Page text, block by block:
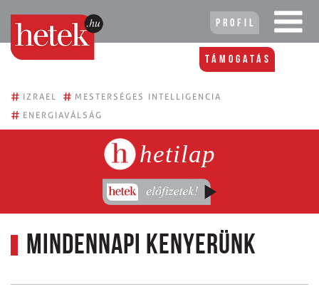
Profil
Támogatás
# IZRAEL # MESTERSÉGES INTELLIGENCIA
# ENERGIAVÁLSÁG
hetilap
Mindennapi kenyerünk